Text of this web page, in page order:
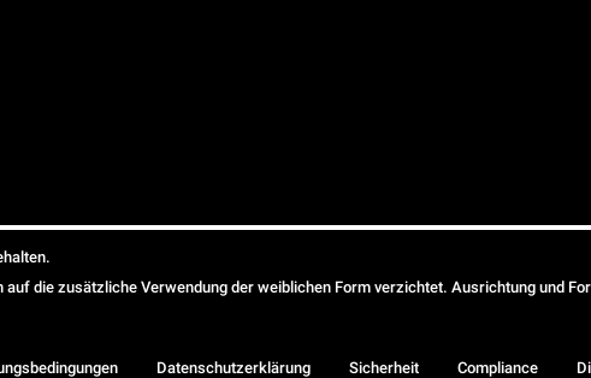
die zusätzliche Verwendung der weiblichen Form verzichtet. Ausrichtung und
Datenschutzerklärung Sicherheit Compliance